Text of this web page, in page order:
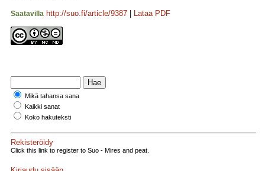
Saatavilla http://suo.fi/article/9387 Lataa PDF
Mikä tahansa sana
Kaikki sanat
Koko hakuteksti
Rekisteröidy
Click this link to register to Suo - Mires and peat.